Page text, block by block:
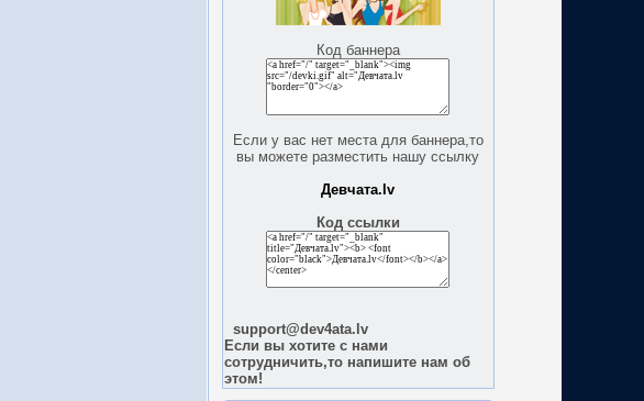
Код баннера
Если у вас нет места для баннера,то
вы можете разместить нашу ссылку
Девчата.lv
Код ссылки
support@dev4ata.lv
Если вы хотите с нами
сотрудничить,то напишите нам об
этом!